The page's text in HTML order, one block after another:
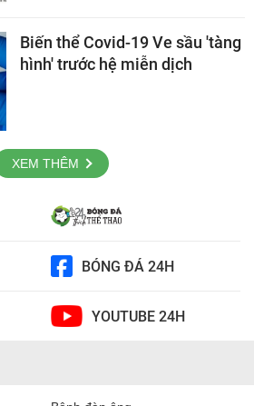
Biến thể Covid-19 Ve sầu 'tàng
hình' trước hệ miễn dịch
XEM THÊM
BÓNG ĐÁ 24H
YOUTUBE 24H